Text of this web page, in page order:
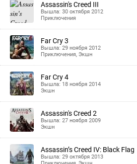
Assassin's Creed III
Вышла: 30 октября 2012
Приключения
Far Cry 3
Вышла: 29 ноября 2012
Приключения, Экшн
Far Cry 4
Вышла: 18 ноября 2014
Экшн
Assassin's Creed 2
Вышла: 27 ноября 2009
Экшн
Assassin’s Creed IV: Black Flag
Вышла: 29 октября 2013